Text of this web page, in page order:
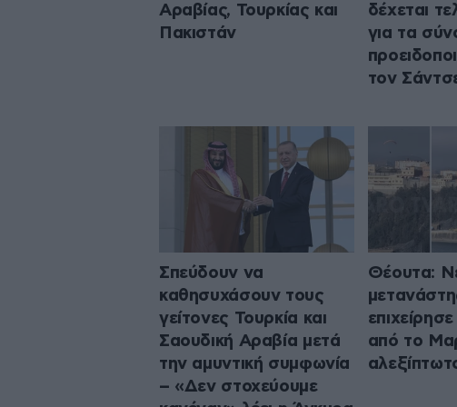
Αραβίας, Τουρκίας και
Πακιστάν
δέχεται
για τα
τον
Σπεύδουν να
καθησυχάσουν τους
γείτονες Τουρκία και
Σαουδική Αραβία μετά
την αμυντική συμφωνία
– «Δεν στοχεύουμε
Θέουτα:
από το